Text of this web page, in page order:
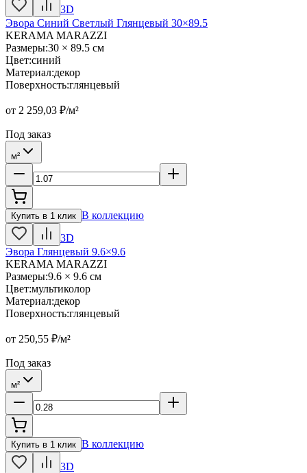
3D
Эвора Синий Светлый Глянцевый 30×89.5
KERAMA MARAZZI
Размеры:30 × 89.5 см
Цвет:синий
Материал:декор
Поверхность:глянцевый
от 2 259,03 ₽/м²
Под заказ
м²
Купить в 1 клик В коллекцию
3D
Эвора Глянцевый 9.6×9.6
KERAMA MARAZZI
Размеры:9.6 × 9.6 см
Цвет:мультиколор
Материал:декор
Поверхность:глянцевый
от 250,55 ₽/м²
Под заказ
м²
Купить в 1 клик В коллекцию
3D